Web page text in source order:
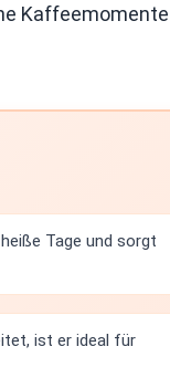
Kaffeemomente
Tage und sorgt
ist er ideal für